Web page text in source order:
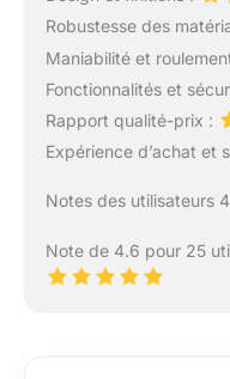
Robustesse des
Maniabilité et
Fonctionnalités et
Rapport qualité-prix :
Expérience d’achat et
Notes des utilisateurs
Note de 4.6 pour 25